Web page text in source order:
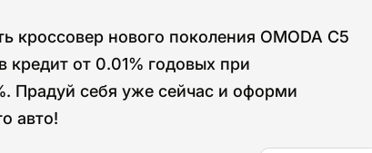
кроссовер нового поколения OMODA C5
кредит от 0.01% годовых при
Прадуй себя уже сейчас и оформи
авто!